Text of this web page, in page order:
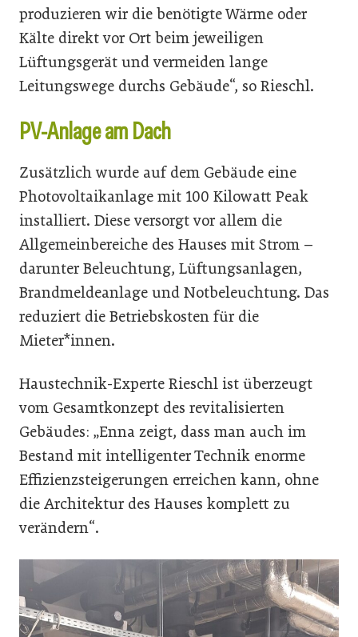
produzieren wir die benötigte Wärme oder
Kälte direkt vor Ort beim jeweiligen
Lüftungsgerät und vermeiden lange
Leitungswege durchs Gebäude“, so Rieschl.
PV-Anlage am Dach
Zusätzlich wurde auf dem Gebäude eine
Photovoltaikanlage mit 100 Kilowatt Peak
installiert. Diese versorgt vor allem die
Allgemeinbereiche des Hauses mit Strom –
darunter Beleuchtung, Lüftungsanlagen,
Brandmeldeanlage und Notbeleuchtung. Das
reduziert die Betriebskosten für die
Mieter*innen.
Haustechnik-Experte Rieschl ist überzeugt
vom Gesamtkonzept des revitalisierten
Gebäudes: „Enna zeigt, dass man auch im
Bestand mit intelligenter Technik enorme
Effizienzsteigerungen erreichen kann, ohne
die Architektur des Hauses komplett zu
verändern“.